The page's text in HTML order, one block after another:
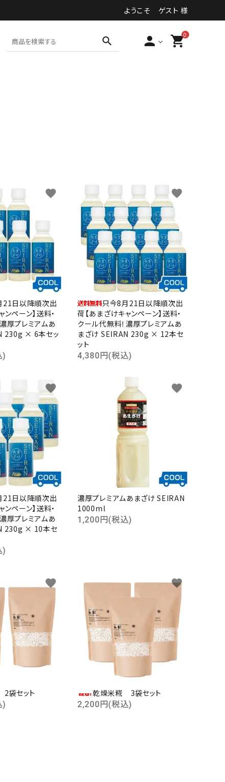
ようこそ ゲスト 様
search person 0
shopping_cart
21日以降順次出
ペーン】送料・
厚プレミアムあ
230g × 6本セッ
)
favorite
只今8月21日以降順次出
荷【あまざけキャンペーン】送料・
クール代無料！濃厚プレミアムあ
まざけ SEIRAN 230g × 12本セ
ット
4,380円(税込)
favorite
21日以降順次出
ペーン】送料・
厚プレミアムあ
230g × 10本セ
)
favorite
濃厚プレミアムあまざけ SEIRAN
1000ml
1,200円(税込)
favorite
袋セット
)
favorite
乾燥米糀 3袋セット
2,200円(税込)
favorite